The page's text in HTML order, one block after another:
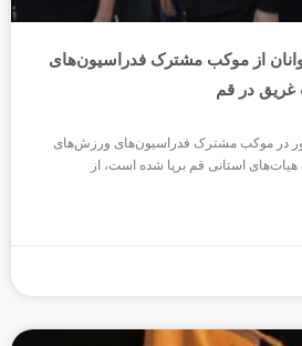
از موکب مشترک فدراسیون‌های
در قم
در موکب مشترک فدراسیون‌های ورزش‌های
استانی قم برپا شده است، از